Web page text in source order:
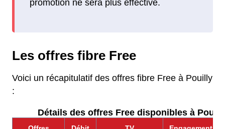
promotion ne sera plus effective.
Les offres fibre Free
Voici un récapitulatif des offres fibre Free à Pouilly
:
Détails des offres Free disponibles à